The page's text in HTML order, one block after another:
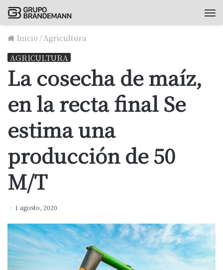
Inicio /Agricultura
AGRICULTURA
La cosecha de maíz,
en la recta final Se
estima una
producción de 50
M/T
1 agosto, 2020